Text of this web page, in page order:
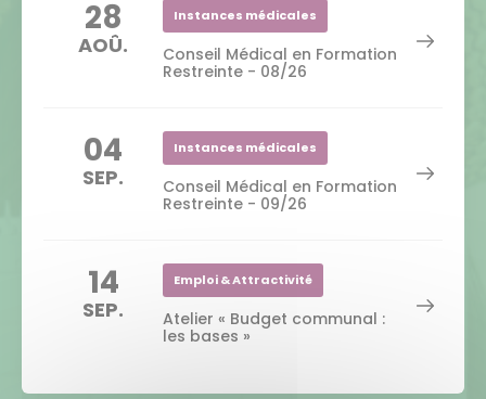
28
AOÛ.
Instances médicales
Conseil Médical en Formation
Restreinte - 08/26
04
SEP.
Instances médicales
Conseil Médical en Formation
Restreinte - 09/26
14
SEP.
Emploi & Attractivité
Atelier « Budget communal :
les bases »